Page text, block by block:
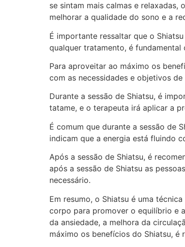
se sintam mais calmas e relaxadas,
melhorar a qualidade do sono e a
É importante ressaltar que o
qualquer tratamento, é
Para aproveitar ao máximo os
com as necessidades e objetivos
Durante a sessão de Shiatsu, é
tatame, e o terapeuta irá aplicar a
É comum que durante a sessão de
indicam que a energia está fluindo
Após a sessão de Shiatsu, é
após a sessão de Shiatsu as
necessário.
Em resumo, o Shiatsu é uma
corpo para promover o equilíbrio e
da ansiedade, a melhora da
máximo os benefícios do Shiatsu, é